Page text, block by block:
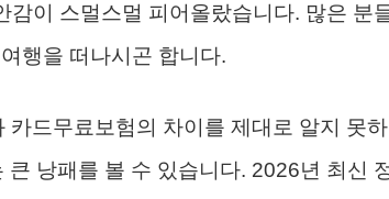
감이 스멀스멀 피어올랐습니다. 많은 분
행을 떠나시곤 합니다.
카드무료보험의 차이를 제대로 알지 못
큰 낭패를 볼 수 있습니다. 2026년 최신